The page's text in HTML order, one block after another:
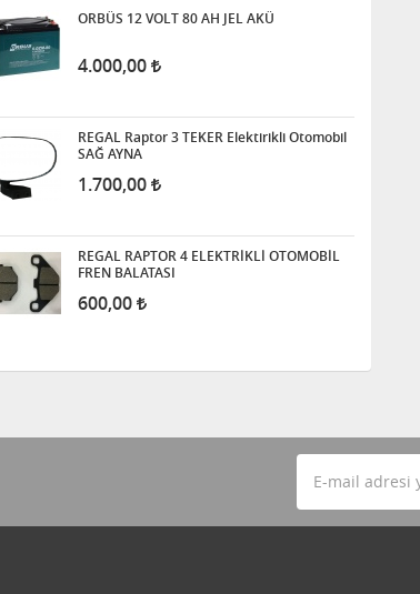
ORBÜS 12 VOLT 80 AH JEL AKÜ
4.000,00
REGAL Raptor 3 TEKER Elektirikli Otomobil
SAĞ AYNA
1.700,00
REGAL RAPTOR 4 ELEKTRİKLİ OTOMOBİL
FREN BALATASI
600,00